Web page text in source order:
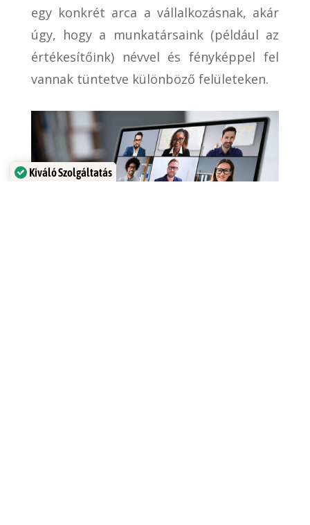
egy konkrét arca a vállalkozásnak, akár
úgy, hogy a munkatársaink (például az
értékesítőink) névvel és fényképpel fel
vannak tüntetve különböző felületeken.
Kiváló Szolgáltatás